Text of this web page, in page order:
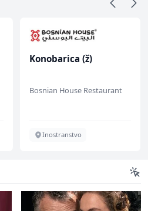
Konobarica (ž)
Bosnian House Restaurant
Inostranstvo